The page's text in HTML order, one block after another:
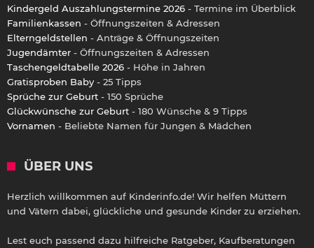
Kindergeld Auszahlungstermine 2026 - Termine im Überblick
Familienkassen - Öffnungszeiten & Adressen
Elterngeldstellen - Anträge & Öffnungszeiten
Jugendämter - Öffnungszeiten & Adressen
Taschengeldtabelle 2026 - Höhe in Jahren
Gratisproben Baby - 25 Tipps
Sprüche zur Geburt - 150 Sprüche
Glückwünsche zur Geburt - 180 Wünsche & 9 Tipps
Vornamen - Beliebte Namen für Jungen & Mädchen
ÜBER UNS
Herzlich willkommen auf Kinderinfo.de! Wir helfen Müttern
und Vätern dabei, glückliche und gesunde Kinder zu erziehen.
Lest euch passend dazu hilfreiche Ratgeber, Kaufberatungen